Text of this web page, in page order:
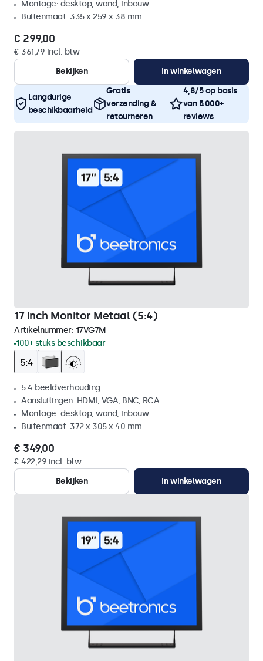
Montage: desktop, wand, inbouw
Buitenmaat: 335 x 259 x 38 mm
€ 299,00
€ 361,79 incl. btw
Bekijken
In winkelwagen
Langdurige
beschikbaarheid
Gratis
verzending &
retourneren
4,8/5 op basis
van 5.000+
reviews
17 Inch Monitor Metaal (5:4)
Artikelnummer: 17VG7M
100+ stuks beschikbaar
5:4 beeldverhouding
Aansluitingen: HDMI, VGA, BNC, RCA
Montage: desktop, wand, inbouw
Buitenmaat: 372 x 305 x 40 mm
€ 349,00
€ 422,29 incl. btw
Bekijken
In winkelwagen